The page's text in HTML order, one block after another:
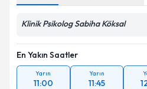
Klinik Psikolog Sabiha Köksal
En Yakın Saatler
Yarın
11:00
Yarın
11:45